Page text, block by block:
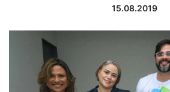
15.08.2019